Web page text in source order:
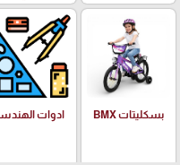
بسكليتات BMX ادوات